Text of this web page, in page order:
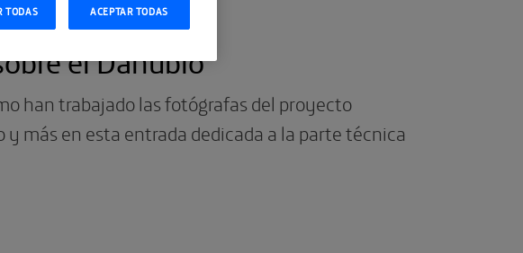
el Danubio’
han trabajado las fotógrafas del proyecto
y más en esta entrada dedicada a la parte técnica
TODAS ACEPTAR TODAS